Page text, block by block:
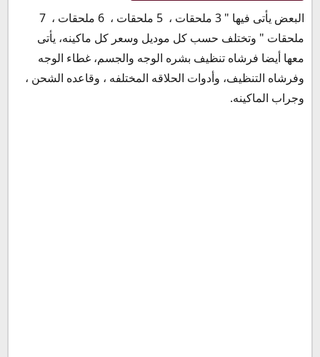
البعض يأتى فيها " 3 ملحقات ، 5 ملحقات ، 6 ملحقات ، 7
ملحقات " وتختلف حسب كل موديل وسعر كل ماكينه، يأتى
معها أيضا فرشاه تنظيف بشره الوجه والجسم، غطاء الوجه
وفرشاه التنظيف، وأدوات الحلاقه المختلفه ، وقاعده الشحن ،
وجراب الماكينه.